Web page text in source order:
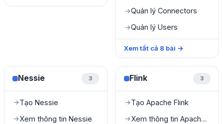
→Quản lý Connectors
→Quản lý Users
Xem tất cả 8 bài →
Nessie 3
→Tạo Nessie
→Xem thông tin Nessie
Flink 3
→Tạo Apache Flink
→ Xem thông tin Apache Flink